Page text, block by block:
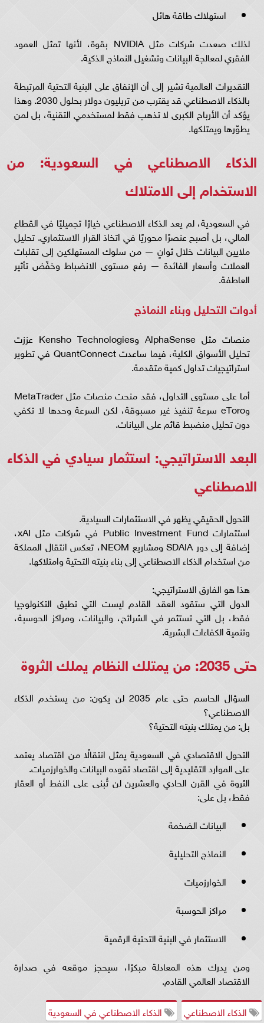
استهلاك طاقة هائل
لذلك صعدت شركات مثل NVIDIA بقوة، لأنها تمثل العمود
الفقري لمعالجة البيانات وتشغيل النماذج الذكية.
التقديرات العالمية تشير إلى أن الإنفاق على البنية التحتية المرتبطة
بالذكاء الاصطناعي قد يقترب من تريليون دولار بحلول 2030. وهذا
يؤكد أن الأرباح الكبرى لا تذهب فقط لمستخدمي التقنية، بل لمن
يطوّرها ويمتلكها.
الذكاء الاصطناعي في السعودية: من
الاستخدام إلى الامتلاك
في السعودية، لم يعد الذكاء الاصطناعي خيارًا تجميليًا في القطاع
المالي، بل أصبح عنصرًا محوريًا في اتخاذ القرار الاستثماري. تحليل
ملايين البيانات خلال ثوانٍ — من سلوك المستهلكين إلى تقلبات
العملات وأسعار الفائدة — رفع مستوى الانضباط وخفّض تأثير
العاطفة.
أدوات التحليل وبناء النماذج
منصات مثل AlphaSense وKensho Technologies عززت
تحليل الأسواق الكلية، فيما ساعدت QuantConnect في تطوير
استراتيجيات تداول كمية متقدمة.
أما على مستوى التداول، فقد منحت منصات مثل MetaTrader
وeToro سرعة تنفيذ غير مسبوقة، لكن السرعة وحدها لا تكفي
دون تحليل منضبط قائم على البيانات.
البعد الاستراتيجي: استثمار سيادي في الذكاء
الاصطناعي
التحول الحقيقي يظهر في الاستثمارات السيادية.
استثمارات Public Investment Fund في شركات مثل xAI،
إضافة إلى دور SDAIA ومشاريع NEOM، تعكس انتقال المملكة
من استخدام الذكاء الاصطناعي إلى بناء بنيته التحتية وامتلاكها.
هذا هو الفارق الاستراتيجي:
الدول التي ستقود العقد القادم ليست التي تطبق التكنولوجيا
فقط، بل التي تستثمر في الشرائح، والبيانات، ومراكز الحوسبة،
وتنمية الكفاءات البشرية.
حتى 2035: من يمتلك النظام يملك الثروة
السؤال الحاسم حتى عام 2035 لن يكون: من يستخدم الذكاء
الاصطناعي؟
بل: من يمتلك بنيته التحتية؟
التحول الاقتصادي في السعودية يمثل انتقالًا من اقتصاد يعتمد
على الموارد التقليدية إلى اقتصاد تقوده البيانات والخوارزميات.
الثروة في القرن الحادي والعشرين لن تُبنى على النفط أو العقار
فقط، بل على:
البيانات الضخمة
النماذج التحليلية
الخوارزميات
مراكز الحوسبة
الاستثمار في البنية التحتية الرقمية
ومن يدرك هذه المعادلة مبكرًا، سيحجز موقعه في صدارة
الاقتصاد العالمي القادم.
الذكاء الاصطناعي
الذكاء الاصطناعي في السعودية